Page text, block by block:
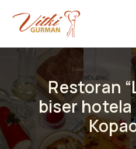
content
Restoran
biser hotela